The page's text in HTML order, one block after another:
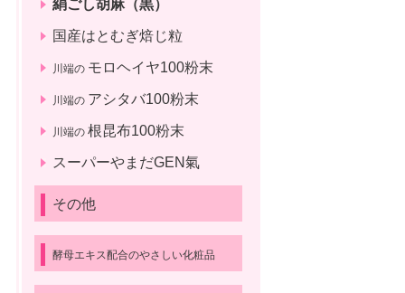
絹ごし胡麻（黒）
国産はとむぎ焙じ粒
川端の モロヘイヤ100粉末
川端の アシタバ100粉末
川端の 根昆布100粉末
スーパーやまだGEN氣
その他
酵母エキス配合のやさしい化粧品